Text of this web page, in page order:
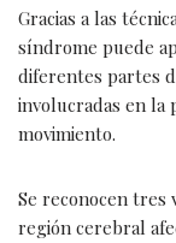
Gracias a las
síndrome puede
diferentes partes
involucradas en la
movimiento.
Se reconocen tres
región cerebral